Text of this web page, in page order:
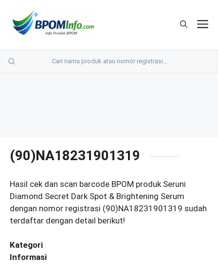
(90)NA18231901319
Hasil cek dan scan barcode BPOM produk Seruni
Diamond Secret Dark Spot & Brightening Serum
dengan nomor registrasi (90)NA18231901319 sudah
terdaftar dengan detail berikut!
Kategori
Informasi